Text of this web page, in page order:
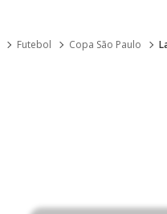
Futebol Copa São Paulo